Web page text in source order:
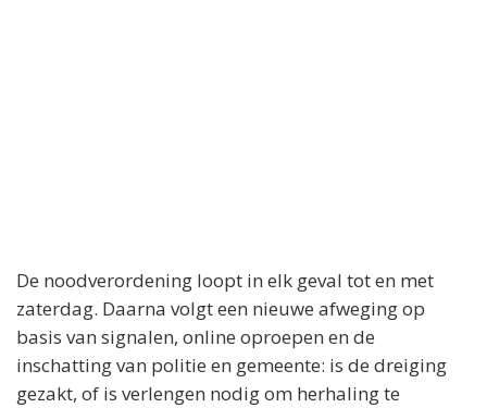
De noodverordening loopt in elk geval tot en met
zaterdag. Daarna volgt een nieuwe afweging op
basis van signalen, online oproepen en de
inschatting van politie en gemeente: is de dreiging
gezakt, of is verlengen nodig om herhaling te